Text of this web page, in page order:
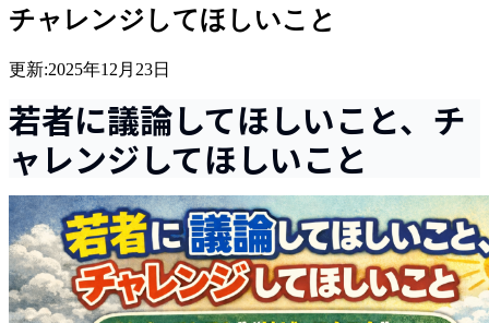
チャレンジしてほしいこと
更新:2025年12月23日
若者に議論してほしいこと、チ
ャレンジしてほしいこと